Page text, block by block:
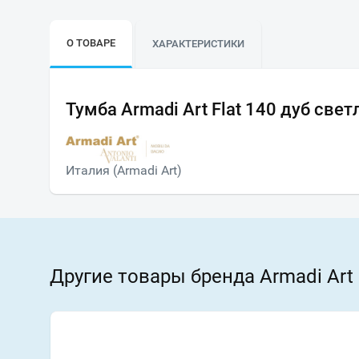
О ТОВАРЕ ХАРАКТЕРИСТИКИ
Тумба Armadi Art Flat 140 дуб
Италия (Armadi Art)
Другие товары бренда Armadi Art